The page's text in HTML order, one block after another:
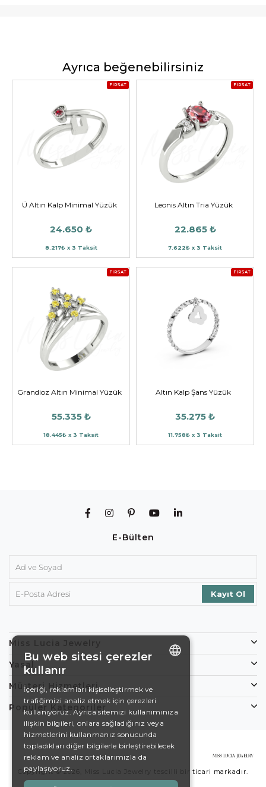
Ayrıca beğenebilirsiniz
FIRSAT
Ü Altın Kalp Minimal Yüzük
24.650 ₺
8.217₺ x 3 Taksit
FIRSAT
Leonis Altın Tria Yüzük
22.865 ₺
7.622₺ x 3 Taksit
FIRSAT
Grandioz Altın Minimal Yüzük
55.335 ₺
18.445₺ x 3 Taksit
FIRSAT
Altın Kalp Şans Yüzük
35.275 ₺
11.758₺ x 3 Taksit
E-Bülten
Miss Lucia Jewelry
Yasal
Müşteri Hizmetleri
Popüler Kategoriler
Copyright © 2026, Miss Lucia Jewelry tescilli bir ticari markadır.
DE
EN
SWEDISH
TURKISH
Bu web sitesi çerezler
kullanır
İçeriği, reklamları kişiselleştirmek ve
trafiğimizi analiz etmek için çerezleri
kullanıyoruz. Ayrıca sitemizi kullanımınıza
ilişkin bilgileri, onlara sağladığınız veya
hizmetlerini kullanmanız sonucunda
topladıkları diğer bilgilerle birleştirebilecek
reklam ve analiz ortaklarımızla da
paylaşıyoruz.